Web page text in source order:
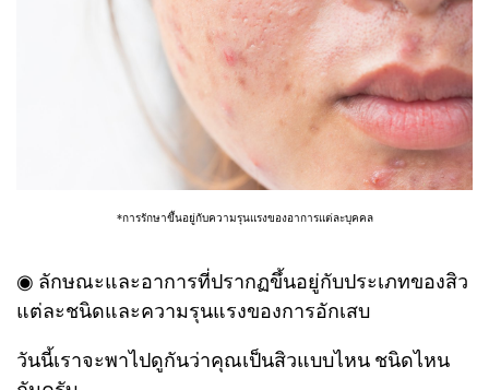
*การรักษาขึ้นอยู่กับความรุนแรงของอาการแต่ละบุคคล
◉ ลักษณะและอาการที่ปรากฏขึ้นอยู่กับประเภทของสิว
แต่ละชนิดและความรุนแรงของการอักเสบ
วันนี้เราจะพาไปดูกันว่าคุณเป็นสิวแบบไหน ชนิดไหน